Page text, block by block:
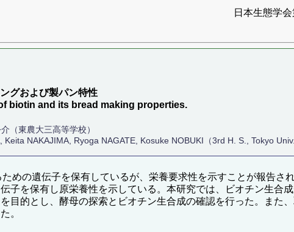
日本生態学
グおよび製パン特性
biotin and its bread making properties.
（東農大三高等学校）
NAKAJIMA, Ryoga NAGATE, Kosuke NOBUKI（3rd H. S., Tokyo Univ.
めの遺伝子を保有しているが、栄養要求性を示すことが報告さ
子を保有し原栄養性を示している。本研究では、ビオチン生合
目的とし、酵母の探索とビオチン生合成の確認を行った。また
。